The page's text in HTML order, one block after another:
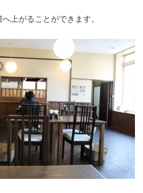
上がることができます。